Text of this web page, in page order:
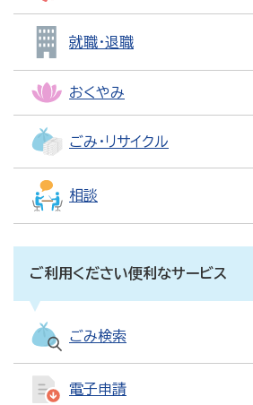
就職・退職
おくやみ
ごみ・リサイクル
相談
ご利用ください便利なサービス
ごみ検索
電子申請